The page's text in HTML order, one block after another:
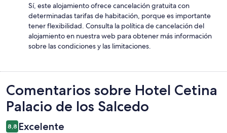
Sí, este alojamiento ofrece cancelación gratuita con
determinadas tarifas de habitación, porque es importante
tener flexibilidad. Consulta la política de cancelación del
alojamiento en nuestra web para obtener más información
sobre las condiciones y las limitaciones.
Comentarios
Comentarios sobre Hotel Cetina
Palacio de los Salcedo
8,8 Excelente